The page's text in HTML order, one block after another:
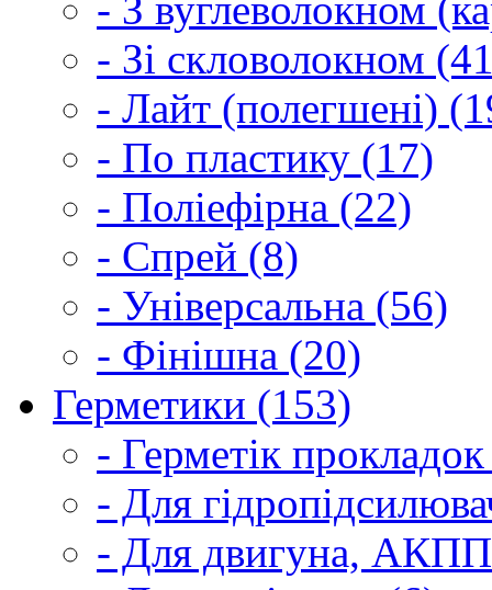
- Зі скловолокном
- Лайт (полегшені)
- По пластику (17)
- Поліефірна (22)
- Спрей (8)
- Універсальна (56)
- Фінішна (20)
Герметики (153)
- Герметік
- Для
- Для двигуна,